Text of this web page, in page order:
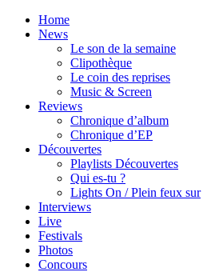
Home
News
Le son de la semaine
Clipothèque
Le coin des reprises
Music & Screen
Reviews
Chronique d’album
Chronique d’EP
Découvertes
Playlists Découvertes
Qui es-tu ?
Lights On / Plein feux sur
Interviews
Live
Festivals
Photos
Concours